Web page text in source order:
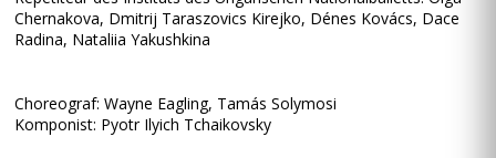
Chernakova, Dmitrij Taraszovics Kirejko, Dénes Kovács, Dace
Radina, Nataliia Yakushkina
Choreograf: Wayne Eagling, Tamás Solymosi
Komponist: Pyotr Ilyich Tchaikovsky